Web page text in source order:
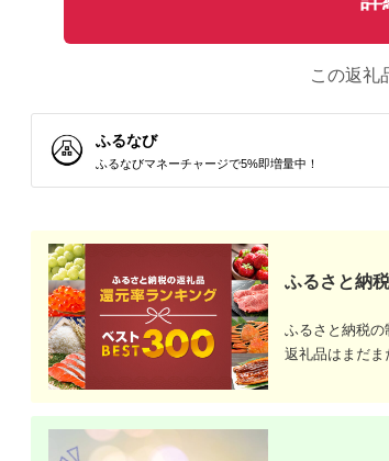
出典：ふるなび
岐阜県 土岐市
出典：ふるさとチョイ
京都 府京都市
出典：ふるさと
この返礼
ふるなび
ふるなびマネーチャージで5%即増量中！
ふるさと納
ふるさと納税の
返礼品はまだま